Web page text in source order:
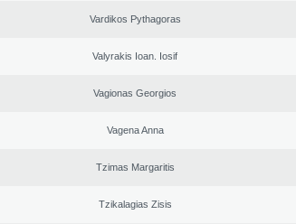
Vardikos Pythagoras
Valyrakis Ioan. Iosif
Vagionas Georgios
Vagena Anna
Tzimas Margaritis
Tzikalagias Zisis